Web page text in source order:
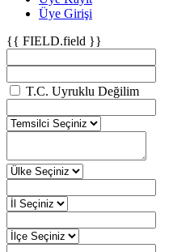
Üye Girişi
{{ FIELD.field }}
T.C. Uyruklu Değilim